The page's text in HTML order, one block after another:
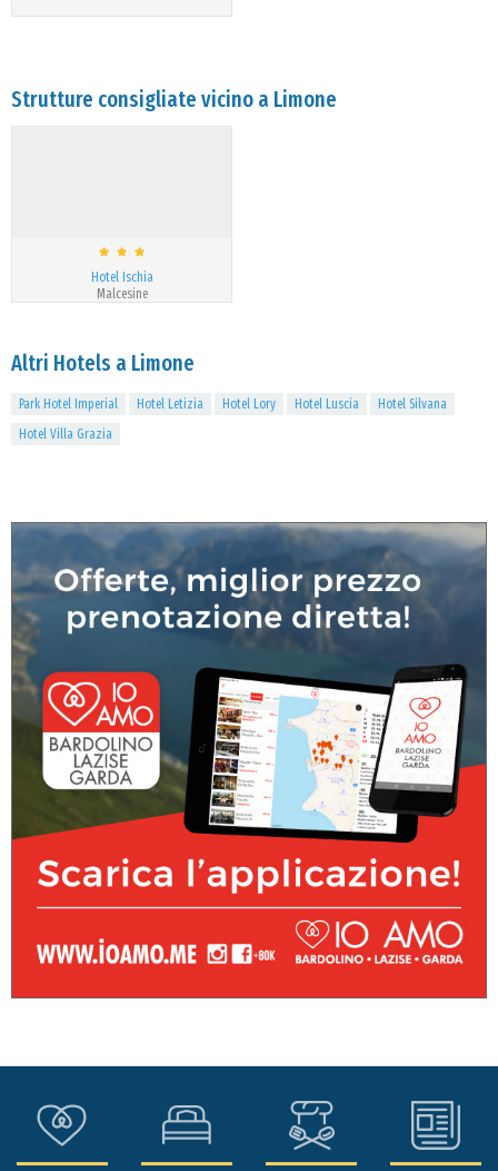
Strutture consigliate vicino a Limone
Hotel Ischia
Malcesine
Altri Hotels a Limone
Park Hotel Imperial Hotel Letizia Hotel Lory Hotel Luscia
Hotel Silvana
Hotel Villa Grazia